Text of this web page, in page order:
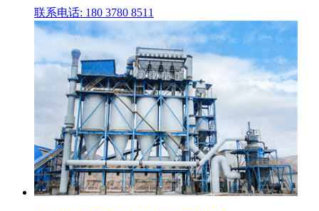
联系电话: 180 3780 8511